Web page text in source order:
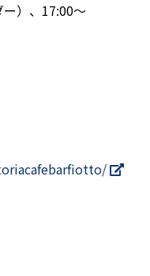
）、17:00～